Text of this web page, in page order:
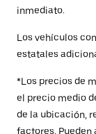
inmediato.
Los vehículos
estatales
*Los precios de
el precio medio
de la ubicación,
factores.